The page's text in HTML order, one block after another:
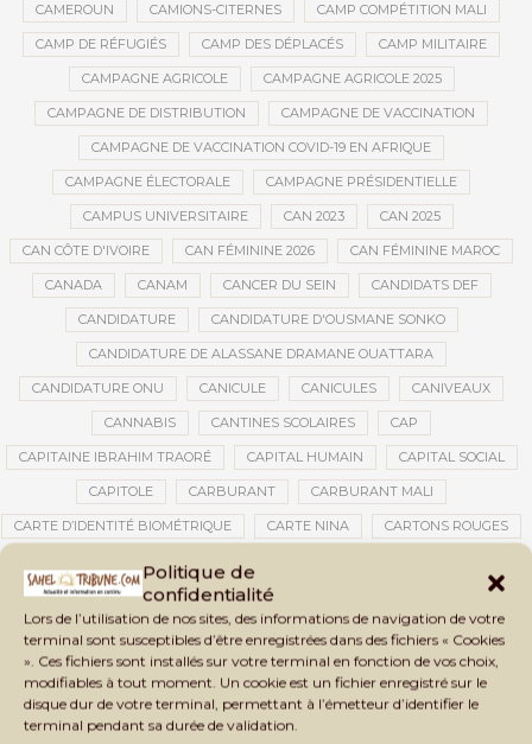
Politique de
confidentialité
Lors de l’utilisation de nos sites, des informations de navigation de votre
terminal sont susceptibles d’être enregistrées dans des fichiers « Cookies
». Ces fichiers sont installés sur votre terminal en fonction de vos choix,
modifiables à tout moment. Un cookie est un fichier enregistré sur le
disque dur de votre terminal, permettant à l’émetteur d’identifier le
terminal pendant sa durée de validation.
CAMEROUN CAMIONS-CITERNES CAMP COMPÉTITION MALI
CAMP DE RÉFUGIÉS CAMP DES DÉPLACÉS CAMP MILITAIRE
CAMPAGNE AGRICOLE CAMPAGNE AGRICOLE 2025
CAMPAGNE DE DISTRIBUTION CAMPAGNE DE VACCINATION
CAMPAGNE DE VACCINATION COVID-19 EN AFRIQUE
CAMPAGNE ÉLECTORALE CAMPAGNE PRÉSIDENTIELLE
CAMPUS UNIVERSITAIRE CAN 2023 CAN 2025
CAN CÔTE D'IVOIRE CAN FÉMININE 2026 CAN FÉMININE MAROC
CANADA CANAM CANCER DU SEIN CANDIDATS DEF
CANDIDATURE CANDIDATURE D'OUSMANE SONKO
CANDIDATURE DE ALASSANE DRAMANE OUATTARA
CANDIDATURE ONU CANICULE CANICULES CANIVEAUX
CANNABIS CANTINES SCOLAIRES CAP
CAPITAINE IBRAHIM TRAORÉ CAPITAL HUMAIN CAPITAL SOCIAL
CAPITOLE CARBURANT CARBURANT MALI
CARTE D’IDENTITÉ BIOMÉTRIQUE CARTE NINA CARTONS ROUGES
CATASTROPHES CLIMATIQUES
CAUTION 10 000 DOLLARS CAUTION DE VISA CDAT CECOGEC
CÉDÉAO CEDEAO CEI CÉLÉBRATION NATIONALE CEMAC
CEMAPI CEN-SNESUP CENOU CENSURE
CENTRAFRIQUE CENTRALE SOLAIRE